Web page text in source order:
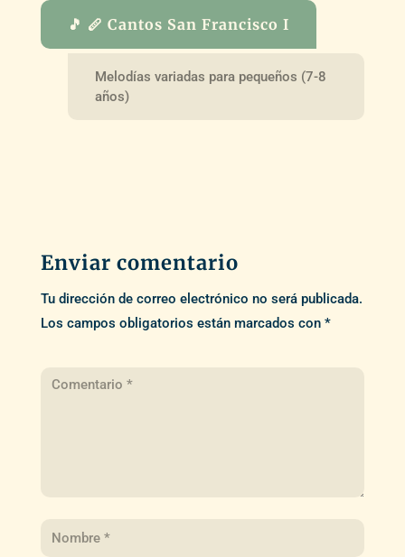
🎵 🪈 Cantos San Francisco I
Melodías variadas para pequeños (7-8
años)
Enviar comentario
Tu dirección de correo electrónico no será publicada.
Los campos obligatorios están marcados con *